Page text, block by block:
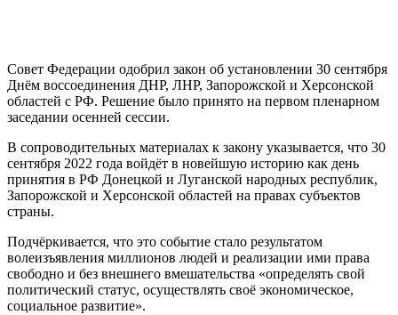
Совет Федерации одобрил закон об установлении 30 сентября
Днём воссоединения ДНР, ЛНР, Запорожской и Херсонской
областей с РФ. Решение было принято на первом пленарном
заседании осенней сессии.
В сопроводительных материалах к закону указывается, что 30
сентября 2022 года войдёт в новейшую историю как день
принятия в РФ Донецкой и Луганской народных республик,
Запорожской и Херсонской областей на правах субъектов
страны.
Подчёркивается, что это событие стало результатом
волеизъявления миллионов людей и реализации ими права
свободно и без внешнего вмешательства «определять свой
политический статус, осуществлять своё экономическое,
социальное развитие».